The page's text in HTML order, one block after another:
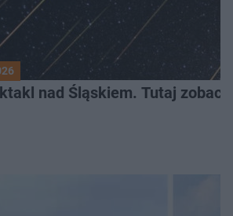
nad Śląskiem. Tutaj